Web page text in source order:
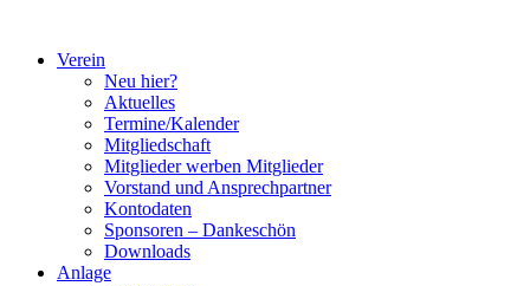
springenVerein
Neu hier?
Aktuelles
Termine/Kalender
Mitgliedschaft
Mitglieder werben Mitglieder
Vorstand und Ansprechpartner
Kontodaten
Sponsoren – Dankeschön
Downloads
Anlage